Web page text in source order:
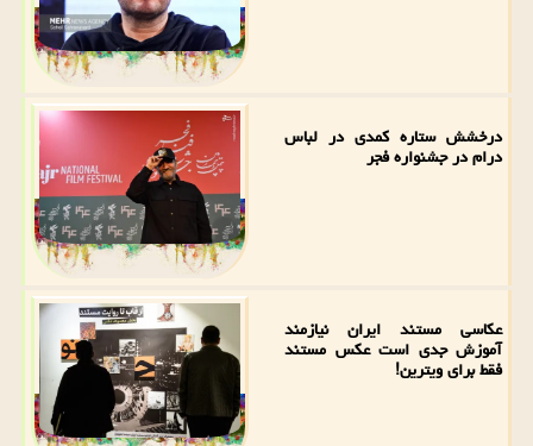
درخشش ستاره کمدی در لباس
درام در جشنواره فجر
عکاسی مستند ایران نیازمند
آموزش جدی است عکس مستند
فقط برای ویترین!